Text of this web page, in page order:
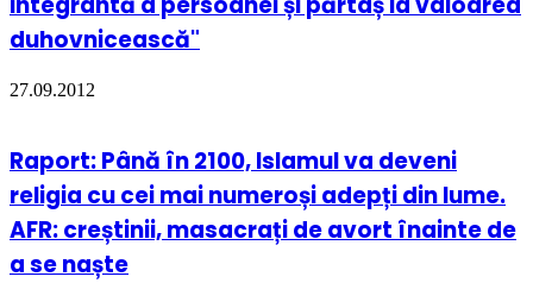
duhovnicească"
27.09.2012
Raport: Până în 2100, Islamul va deveni
religia cu cei mai numeroși adepți din lume.
AFR: creștinii, masacrați de avort înainte de
a se naște